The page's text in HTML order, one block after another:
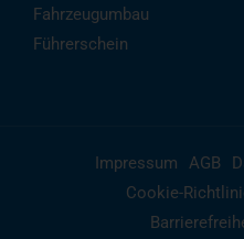
Fahrzeugumbau
Führerschein
Impressum AGB
Cookie-